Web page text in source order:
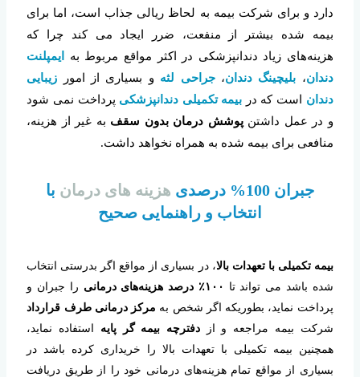
دارد و برای شرکت بیمه به لحاظ ریالی جذاب است، اما برای
بیمه شده بیشتر از منفعت، ضرر ایجاد می کند چرا که
هزینه‌های زیاد دندانپزشکی در اکثر مواقع مربوط به
ایمپلنت
دندان، بلیچینگ دندان،جراحی لثه و بسیاری از امور زیبایی
دندان است که در بیمه تکمیلی دندانپزشکی پرداخت نمی شود
و در عمل داشتنپوشش درمان بدون سقف به غیر از هزینه،
منافعی برای بیمه شده به همراه نخواهد داشت.
جبران 100% درصدی هزینه های درمان با
انتخاب و راهنمایی صحیح
بیمه تکمیلی با تعهدات بالا، در بسیاری از مواقع اگر بدرستی انتخاب
شده باشد می تواند تا
۱۰۰٪ درصد هزینه‌های درمانی
را جبران و
پرداخت نماید، بطوریکه اگر شخص به مرکز درمانی طرف قرارداد
شرکت بیمه مراجعه و از دفترچه بیمه گر پایه استفاده نماید،
همچنین بیمه تکمیلی با تعهدات بالا را خریداری کرده باشد در
بسیاری از مواقع تمام هزینه‌های درمانی خود را از طریق دریافت